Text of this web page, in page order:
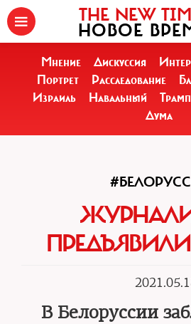
THE NEW
НОВОЕ
Мнение Дискуссия
Портрет
Расследование
Израиль
Навальный Трамп
Дума
В Белоруссии